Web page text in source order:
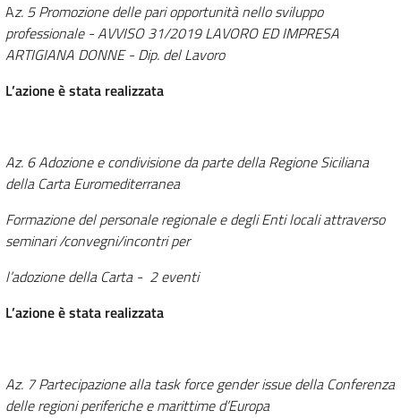
Az. 5 Promozione delle pari opportunità nello sviluppo
professionale - AVVISO 31/2019 LAVORO ED IMPRESA
ARTIGIANA DONNE - Dip. del Lavoro
L’azione è stata realizzata
Az. 6 Adozione e condivisione da parte della Regione Siciliana
della Carta Euromediterranea
Formazione del personale regionale e degli Enti locali attraverso
seminari /convegni/incontri per
l’adozione della Carta - 2 eventi
L’azione è stata realizzata
Az. 7 Partecipazione alla task force gender issue della Conferenza
delle regioni periferiche e marittime d’Europa